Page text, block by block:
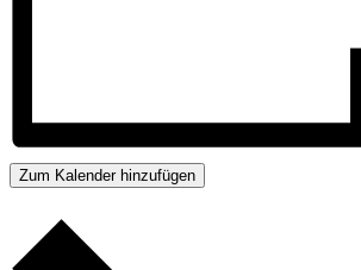
Zum Kalender hinzufügen